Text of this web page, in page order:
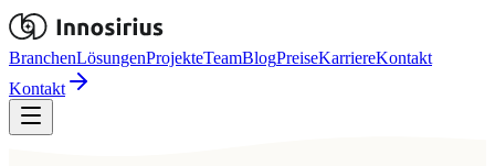
BranchenLösungenProjekteTeamBlogPreiseKarriereKontakt
Kontakt